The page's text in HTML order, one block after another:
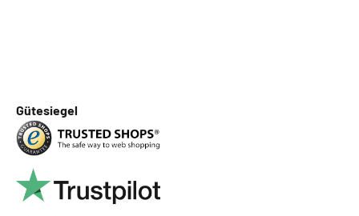
Gütesiegel